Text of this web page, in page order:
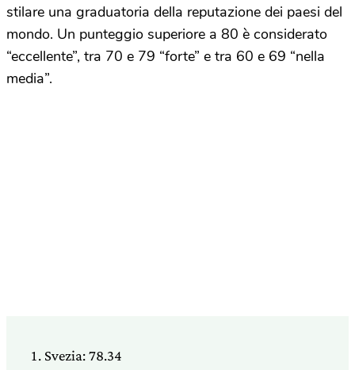
stilare una graduatoria della reputazione dei paesi del
mondo. Un punteggio superiore a 80 è considerato
“eccellente”, tra 70 e 79 “forte” e tra 60 e 69 “nella
media”.
Svezia: 78.34